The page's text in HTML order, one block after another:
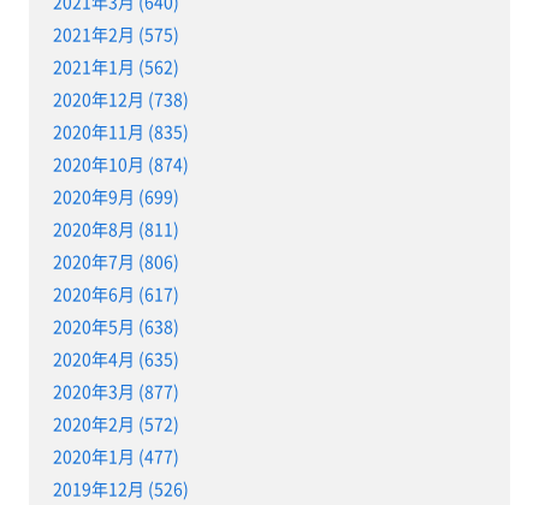
2021年2月 (575)
2021年1月 (562)
2020年12月 (738)
2020年11月 (835)
2020年10月 (874)
2020年9月 (699)
2020年8月 (811)
2020年7月 (806)
2020年6月 (617)
2020年5月 (638)
2020年4月 (635)
2020年3月 (877)
2020年2月 (572)
2020年1月 (477)
2019年12月 (526)